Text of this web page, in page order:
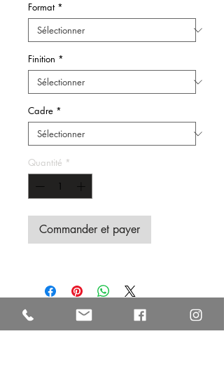
Format *
Finition *
Cadre *
Quantité *
Commander et payer
Autres œuvres